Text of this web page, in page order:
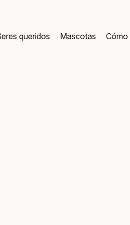
queridos Mascotas Cómo